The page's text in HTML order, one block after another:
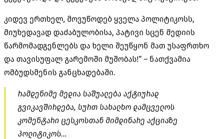
კიდევ ერთხელ, მოვუწოდებ ყველა პოლიტიკოსს,
მიუხედავად დაძაბულობისა, პატივი სცენ მედიის
წარმომადგენლებს და ხელი შეუწყონ მათ უსაფრთხო
და თავისუფალ გარემოში მუშობას!” – ნათქვამია
ომბუდსმენის განცხადებაში.
რამდენიმე მედია საშუალება აქტიურად
გვიკავშირდება, სურთ სახალხო დამცველოს
კომენტარი ცესკოსთან მიმდინარე აქციაზე
პოლიტიკოს…